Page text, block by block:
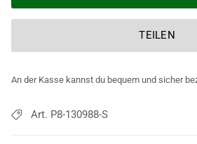
TEILEN
An der Kasse kannst du bequem und sicher
Art. P8-130988-S